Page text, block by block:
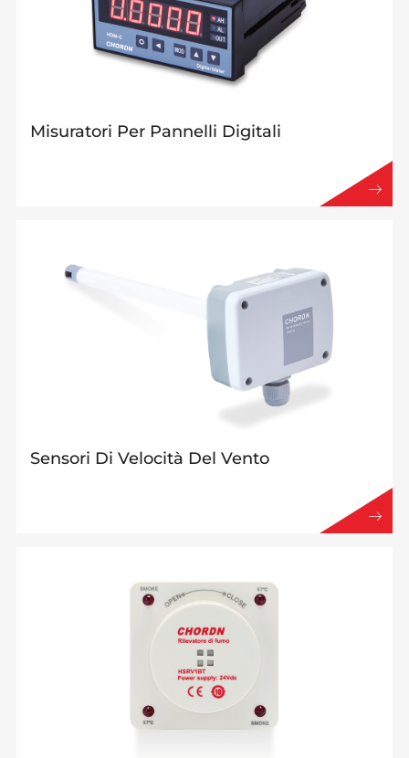
Misuratori Per Pannelli Digitali
Sensori Di Velocità Del Vento